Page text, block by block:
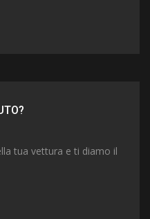
tua vettura e ti diamo il